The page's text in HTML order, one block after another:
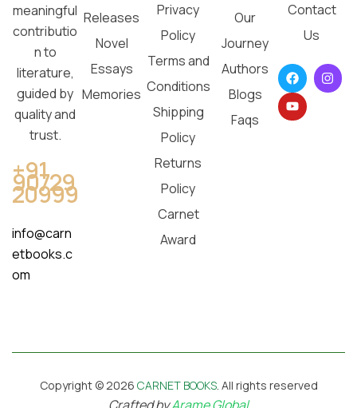
meaningful
contributio
n to
literature,
guided by
quality and
trust.
+91
90729
20999
info@carn
etbooks.c
om
Releases
Novel
Essays
Memories
Privacy
Policy
Terms and
Conditions
Shipping
Policy
Returns
Policy
Carnet
Award
Our
Journey
Authors
Blogs
Faqs
Contact
Us
Copyright © 2026 CARNET BOOKS. All rights reserved